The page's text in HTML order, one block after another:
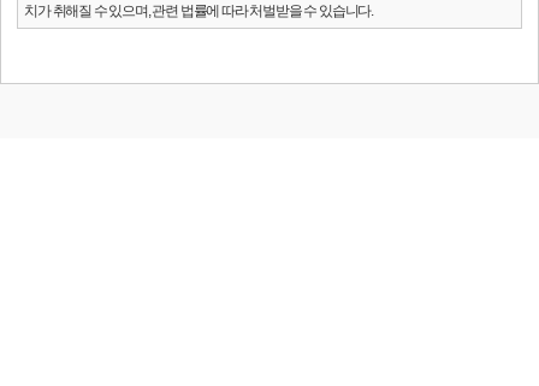
치가 취해질 수 있으며, 관련 법률에 따라 처벌받을 수 있습니다.